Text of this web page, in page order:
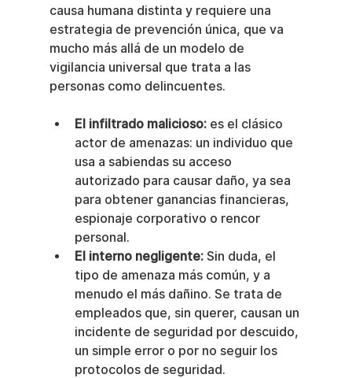
causa humana distinta y requiere una
estrategia de prevención única, que va
mucho más allá de un modelo de
vigilancia universal que trata a las
personas como delincuentes.
El infiltrado malicioso: es el clásico
actor de amenazas: un individuo que
usa a sabiendas su acceso
autorizado para causar daño, ya sea
para obtener ganancias financieras,
espionaje corporativo o rencor
personal.
El interno negligente: Sin duda, el
tipo de amenaza más común, y a
menudo el más dañino. Se trata de
empleados que, sin querer, causan un
incidente de seguridad por descuido,
un simple error o por no seguir los
protocolos de seguridad.